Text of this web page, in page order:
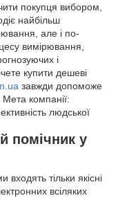
покупця вибором,
найбільш
але і по-
вимірювання,
і
купити дешеві
завжди допоможе
Мета компанії:
людської
помічник у
тільки якісні
всіляких